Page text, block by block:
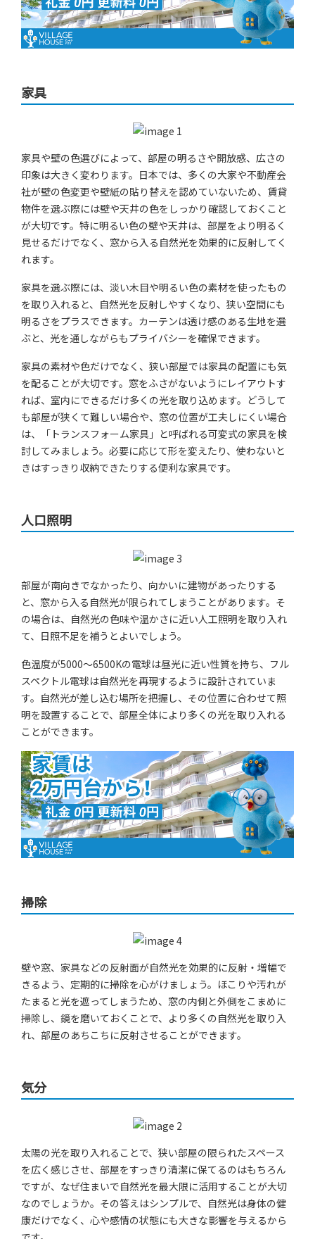
家具
家具や壁の色選びによって、部屋の明るさや開放感、広さの
印象は大きく変わります。日本では、多くの大家や不動産会
社が壁の色変更や壁紙の貼り替えを認めていないため、賃貸
物件を選ぶ際には壁や天井の色をしっかり確認しておくこと
が大切です。特に明るい色の壁や天井は、部屋をより明るく
見せるだけでなく、窓から入る自然光を効果的に反射してく
れます。
家具を選ぶ際には、淡い木目や明るい色の素材を使ったもの
を取り入れると、自然光を反射しやすくなり、狭い空間にも
明るさをプラスできます。カーテンは透け感のある生地を選
ぶと、光を通しながらもプライバシーを確保できます。
家具の素材や色だけでなく、狭い部屋では家具の配置にも気
を配ることが大切です。窓をふさがないようにレイアウトす
れば、室内にできるだけ多くの光を取り込めます。どうして
も部屋が狭くて難しい場合や、窓の位置が工夫しにくい場合
は、「トランスフォーム家具」と呼ばれる可変式の家具を検
討してみましょう。必要に応じて形を変えたり、使わないと
きはすっきり収納できたりする便利な家具です。
人口照明
部屋が南向きでなかったり、向かいに建物があったりする
と、窓から入る自然光が限られてしまうことがあります。そ
の場合は、自然光の色味や温かさに近い人工照明を取り入れ
て、日照不足を補うとよいでしょう。
色温度が5000～6500Kの電球は昼光に近い性質を持ち、フル
スペクトル電球は自然光を再現するように設計されていま
す。自然光が差し込む場所を把握し、その位置に合わせて照
明を設置することで、部屋全体により多くの光を取り入れる
ことができます。
掃除
壁や窓、家具などの反射面が自然光を効果的に反射・増幅で
きるよう、定期的に掃除を心がけましょう。ほこりや汚れが
たまると光を遮ってしまうため、窓の内側と外側をこまめに
掃除し、鏡を磨いておくことで、より多くの自然光を取り入
れ、部屋のあちこちに反射させることができます。
気分
太陽の光を取り入れることで、狭い部屋の限られたスペース
を広く感じさせ、部屋をすっきり清潔に保てるのはもちろん
ですが、なぜ住まいで自然光を最大限に活用することが大切
なのでしょうか。その答えはシンプルで、自然光は身体の健
康だけでなく、心や感情の状態にも大きな影響を与えるから